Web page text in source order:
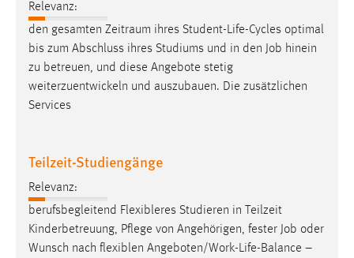
Relevanz:
den gesamten Zeitraum ihres Student-Life-Cycles optimal
bis zum Abschluss ihres Studiums und in den Job hinein
zu betreuen, und diese Angebote stetig
weiterzuentwickeln und auszubauen. Die zusätzlichen
Services
Teilzeit-Studiengänge
Relevanz:
berufsbegleitend Flexibleres Studieren in Teilzeit
Kinderbetreuung, Pflege von Angehörigen, fester Job oder
Wunsch nach flexiblen Angeboten/Work-Life-Balance –
STATISTIK
Statistik Cookies erfassen Informationen anonym.
Diese Informationen helfen uns zu verstehen, wie
Matomo
Name:
_pk_ref, _pk_cvar, _pk_id, _pk_ses
Zweck: